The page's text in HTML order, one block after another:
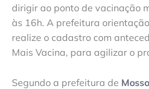
dirigir ao ponto de vacinação
às 16h. A prefeitura
realize o cadastro com
Mais Vacina, para agilizar o
Segundo a prefeitura de